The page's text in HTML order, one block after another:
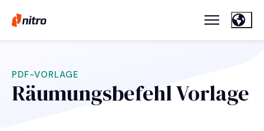
PDF-VORLAGE
Räumungsbefehl Vorlage